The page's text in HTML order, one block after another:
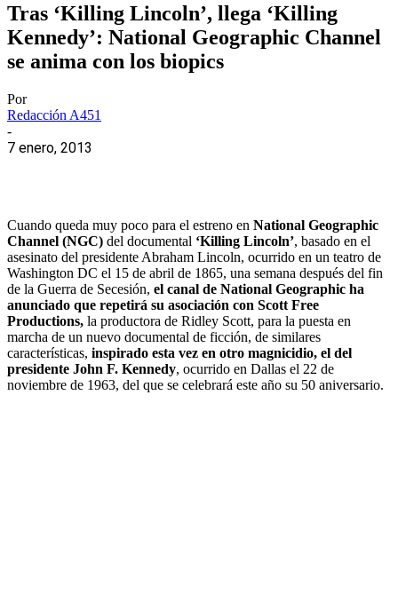
Tras ‘Killing Lincoln’, llega ‘Killing
Kennedy’: National Geographic Channel
se anima con los biopics
Por
Redacción A451
-
7 enero, 2013
Cuando queda muy poco para el estreno en National Geographic
Channel (NGC) del documental ‘Killing Lincoln’, basado en el
asesinato del presidente Abraham Lincoln, ocurrido en un teatro de
Washington DC el 15 de abril de 1865, una semana después del fin
de la Guerra de Secesión, el canal de National Geographic ha
anunciado que repetirá su asociación con Scott Free
Productions, la productora de Ridley Scott, para la puesta en
marcha de un nuevo documental de ficción, de similares
características, inspirado esta vez en otro magnicidio, el del
presidente John F. Kennedy, ocurrido en Dallas el 22 de
noviembre de 1963, del que se celebrará este año su 50 aniversario.